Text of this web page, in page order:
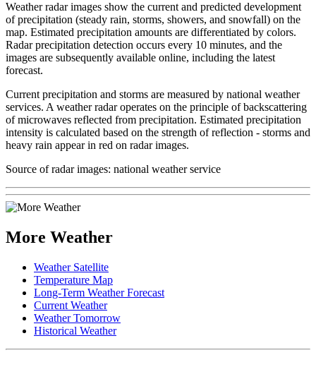
Weather radar images show the current and predicted development
of precipitation (steady rain, storms, showers, and snowfall) on the
map. Estimated precipitation amounts are differentiated by colors.
Radar precipitation detection occurs every 10 minutes, and the
images are subsequently available online, including the latest
forecast.
Current precipitation and storms are measured by national weather
services. A weather radar operates on the principle of backscattering
of microwaves reflected from precipitation. Estimated precipitation
intensity is calculated based on the strength of reflection - storms and
heavy rain appear in red on radar images.
Source of radar images: national weather service
More Weather
Weather Satellite
Temperature Map
Long-Term Weather Forecast
Current Weather
Weather Tomorrow
Historical Weather